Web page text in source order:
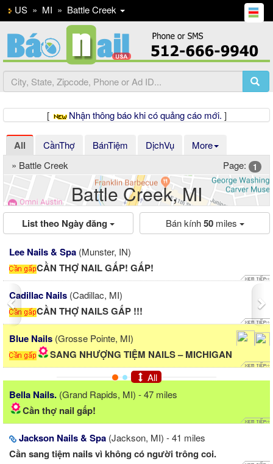
US » MI » Battle Creek
[ Nhận thông báo khi có quảng cáo mới. ]
All CầnThợ BánTiệm DịchVụ
More
» Battle Creek
Page: 1
Battle Creek, MI
List theo Ngày đăng Bán kính50miles
All
Lee Nails & Spa (Munster, IN)
CẦN THỢ NAIL GẤP! GẤP!
Cadillac Nails (Cadillac, MI)
CẦN THỢ NAILS GẤP !!!
Blue Nails (Grosse Pointe, MI)
SANG NHƯỢNG TIỆM NAILS – MICHIGAN
Previous
Bella Nails. (Grand Rapids, MI) - 47 miles
Cần thợ nail gấp!
Jackson Nails & Spa (Jackson, MI) - 41 miles
Cần sang tiệm nails vì không có người trông coi.